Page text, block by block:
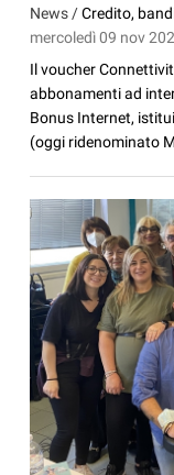
News /Credito,
mercoledì 09 nov
Il voucher
abbonamenti ad
Bonus Internet,
(oggi ridenominato